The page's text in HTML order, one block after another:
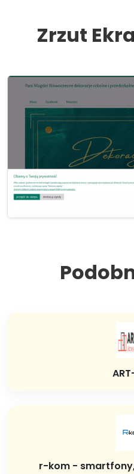
Zrzut
r-kom -